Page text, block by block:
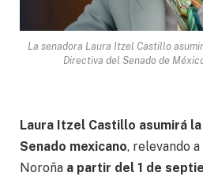
La senadora Laura Itzel Castillo
Directiva del Senado de
Laura Itzel Castillo asumirá
Senado mexicano, relevando
Noroña a partir del 1 de